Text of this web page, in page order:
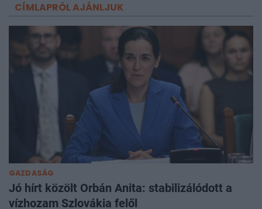
CÍMLAPRÓL AJÁNLJUK
GAZDASÁG
Jó hírt közölt Orbán Anita: stabilizálódott a
vízhozam Szlovákia felől